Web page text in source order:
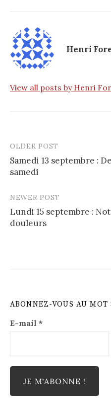
Henri
View all posts by Henri
Post
navigation
OLDER POST
Samedi 13 septembre :
samedi
NEWER POST
Lundi 15 septembre :
douleurs
ABONNEZ-VOUS AU MOT
E-mail *